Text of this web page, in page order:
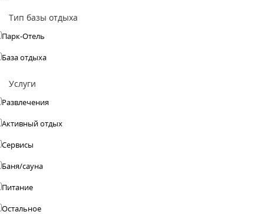
Тип базы отдыха
Парк-Отель
База отдыха
Услуги
Развлечения
Активный отдых
Сервисы
Баня/сауна
Питание
Остальное